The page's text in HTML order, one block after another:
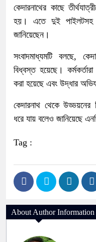
কেদারনাথের কাছে
হয়। এতে দুই পাইলটসহ
জানিয়েছেন।
সংবাদমাধ্যমটি বলছে,
বিধ্বস্ত হয়েছে।
করা হয়েছে এবং উদ্ধার
কেদারনাথ থেকে উড্ডয়নের
ধরে যায় বলেও জানিয়েছে
Tag :
About Author Information